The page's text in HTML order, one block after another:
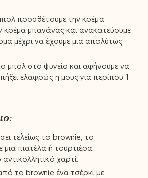
προσθέτουμε την κρέμα
μπανάνας και ανακατεύουμε
μέχρι να έχουμε μια απολύτως
μπολ στο ψυγείο και αφήνουμε να
ελαφρώς η μους για περίπου 1
τελείως το brownie, το
πιατέλα ή τουρτιέρα
χαρτί.
το brownie ένα τσέρκι με